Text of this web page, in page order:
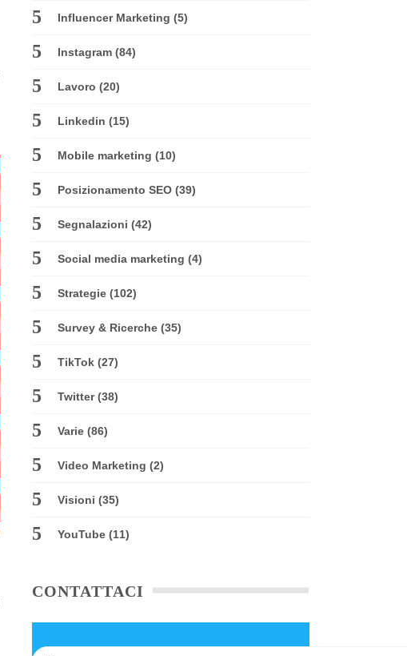
Influencer Marketing (5)
Instagram (84)
Lavoro (20)
Linkedin (15)
Mobile marketing (10)
Posizionamento SEO (39)
Segnalazioni (42)
Social media marketing (4)
Strategie (102)
Survey & Ricerche (35)
TikTok (27)
Twitter(38)
Varie (86)
Video Marketing (2)
Visioni (35)
YouTube (11)
CONTATTACI